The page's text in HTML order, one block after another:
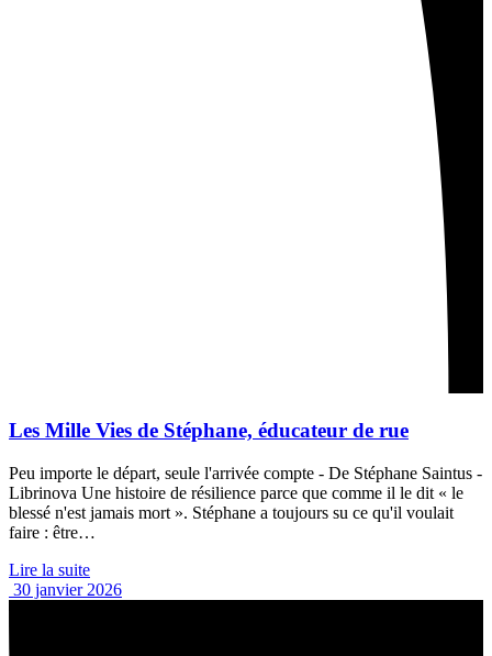
Les Mille Vies de Stéphane, éducateur de rue
Peu importe le départ, seule l'arrivée compte - De Stéphane Saintus -
Librinova Une histoire de résilience parce que comme il le dit « le
blessé n'est jamais mort ». Stéphane a toujours su ce qu'il voulait
faire : être…
Lire la suite
30 janvier 2026